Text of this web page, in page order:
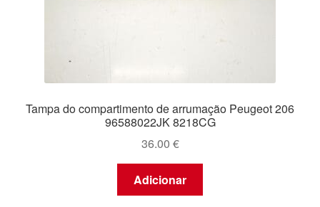
Tampa do compartimento de arrumação Peugeot 206
96588022JK 8218CG
36.00 €
Adicionar